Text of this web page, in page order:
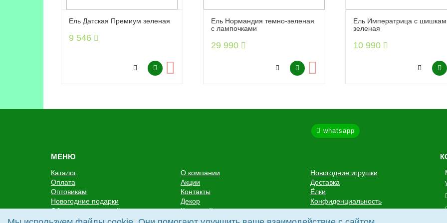
Ель Датская Премиум зеленая
9 546
Ель Нормандия темно-зеленая
с лампочками
29 990
Ель Императрица с
зеленая
10 990
whatsapp
МЕНЮ
Каталог О компании
Новогодние игрушки
Оплата
Акции
Доставка
Оптовикам
Контакты
Ёлки
Новогодние подарки
Декор
Конфиденциальность
Сбор пожертвований
Карта сайта